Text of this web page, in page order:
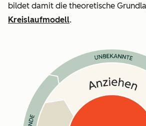
bildet damit die theoretische
Kreislaufmodell.